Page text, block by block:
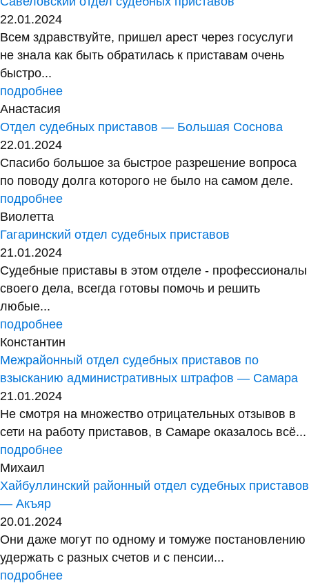
22.01.2024
Всем здравствуйте, пришел арест через госуслуги
не знала как быть обратилась к приставам очень
быстро...
подробнее
Анастасия
Отдел судебных приставов — Большая Соснова
22.01.2024
Спасибо большое за быстрое разрешение вопроса
по поводу долга которого не было на самом деле.
подробнее
Виолетта
Гагаринский отдел судебных приставов
21.01.2024
Судебные приставы в этом отделе - профессионалы
своего дела, всегда готовы помочь и решить
любые...
подробнее
Константин
Межрайонный отдел судебных приставов по
взысканию административных штрафов — Самара
21.01.2024
Не смотря на множество отрицательных отзывов в
сети на работу приставов, в Самаре оказалось всё...
подробнее
Михаил
Хайбуллинский районный отдел судебных приставов
— Акъяр
20.01.2024
Они даже могут по одному и томуже постановлению
удержать с разных счетов и с пенсии...
подробнее